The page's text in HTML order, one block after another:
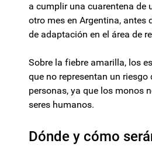
a cumplir una cuarentena de
otro mes en Argentina, antes
de adaptación en el área de
Sobre la fiebre amarilla, los
que no representan un riesgo
personas, ya que los monos
seres humanos.
Dónde y cómo